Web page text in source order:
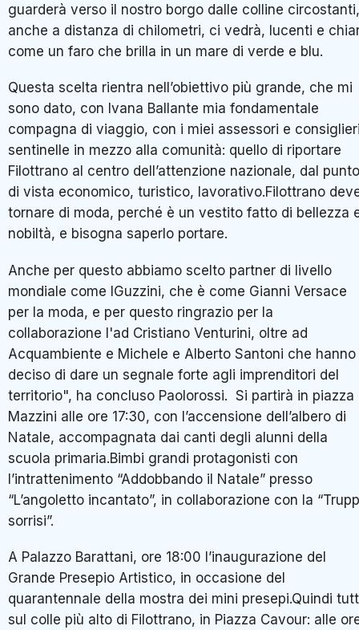
guarderà verso il nostro borgo dalle colline circostanti,
anche a distanza di chilometri, ci vedrà, lucenti e
come un faro che brilla in un mare di verde e blu.
Questa scelta rientra nell’obiettivo più grande, che mi
sono dato, con Ivana Ballante mia fondamentale
compagna di viaggio, con i miei assessori e
sentinelle in mezzo alla comunità: quello di riportare
Filottrano al centro dell’attenzione nazionale, dal punto
di vista economico, turistico, lavorativo.Filottrano
tornare di moda, perché è un vestito fatto di bellezza
nobiltà, e bisogna saperlo portare.
Anche per questo abbiamo scelto partner di livello
mondiale come IGuzzini, che è come Gianni Versace
per la moda, e per questo ringrazio per la
collaborazione l'ad Cristiano Venturini, oltre ad
Acquambiente e Michele e Alberto Santoni che hanno
deciso di dare un segnale forte agli imprenditori del
territorio", ha concluso Paolorossi. Si partirà in piazza
Mazzini alle ore 17:30, con l’accensione dell’albero di
Natale, accompagnata dai canti degli alunni della
scuola primaria.Bimbi grandi protagonisti con
l’intrattenimento “Addobbando il Natale” presso
“L’angoletto incantato”, in collaborazione con la
sorrisi”.
A Palazzo Barattani, ore 18:00 l’inaugurazione del
Grande Presepio Artistico, in occasione del
quarantennale della mostra dei mini presepi.Quindi
sul colle più alto di Filottrano, in Piazza Cavour: alle